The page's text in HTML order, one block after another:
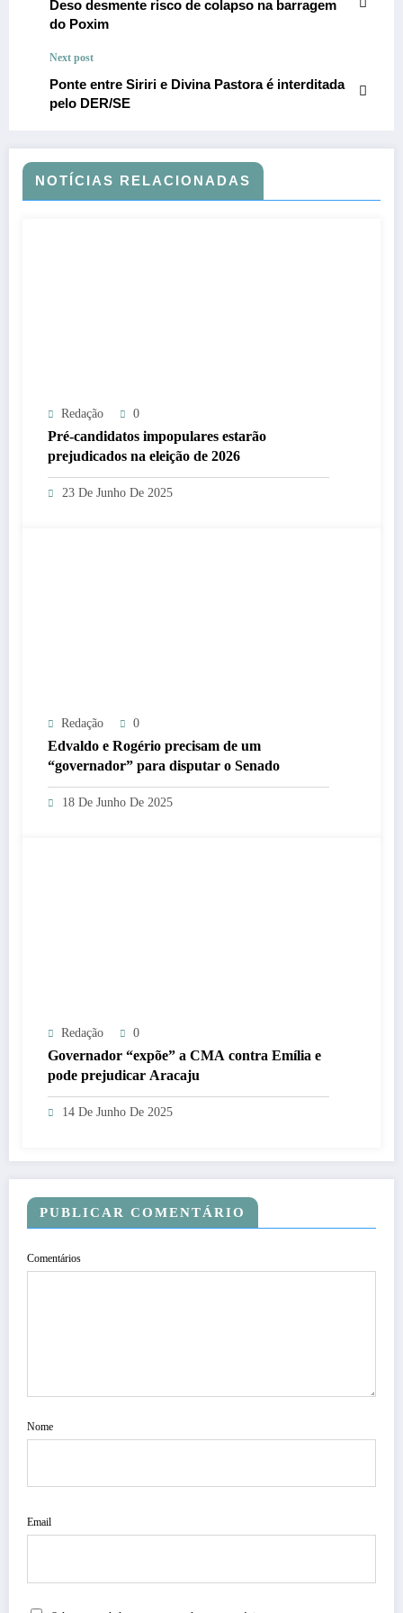
Deso desmente risco de colapso na barragem
do Poxim
Next post
Ponte entre Siriri e Divina Pastora é interditada
pelo DER/SE
NOTÍCIAS RELACIONADAS
Redação 0
Pré-candidatos impopulares estarão
prejudicados na eleição de 2026
23 De Junho De 2025
Redação 0
Edvaldo e Rogério precisam de um
“governador” para disputar o Senado
18 De Junho De 2025
Redação 0
Governador “expõe” a CMA contra Emília e
pode prejudicar Aracaju
14 De Junho De 2025
PUBLICAR COMENTÁRIO
Comentários
Nome
Email